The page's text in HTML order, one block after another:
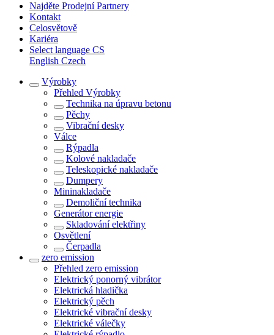
Najděte Prodejní Partnery
Kontakt
Celosvětově
Kariéra
Select language CS
English Czech
Výrobky
Přehled Výrobky
Technika na úpravu betonu
Pěchy
Vibrační desky
Válce
Rýpadla
Kolové nakladače
Teleskopické nakladače
Dumpery
Mininakladače
Demoliční technika
Generátor energie
Skladování elektřiny
Osvětlení
Čerpadla
zero emission
Přehled zero emission
Elektrický ponorný vibrátor
Elektrická hladička
Elektrický pěch
Elektrické vibrační desky
Elektrické válečky